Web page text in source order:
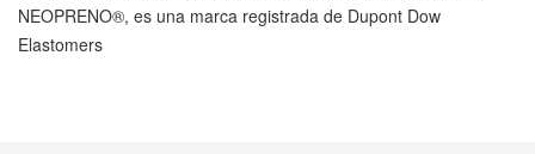
NEOPRENO®, es una marca registrada de Dupont Dow
Elastomers